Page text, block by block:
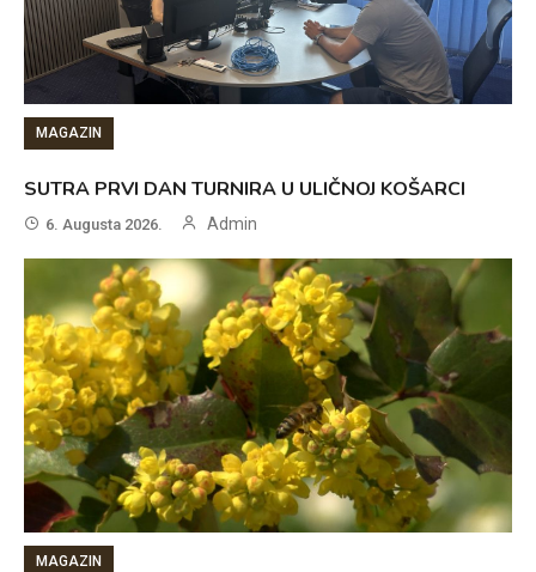
MAGAZIN
SUTRA PRVI DAN TURNIRA U ULIČNOJ KOŠARCI
6. Augusta 2026. Admin
MAGAZIN